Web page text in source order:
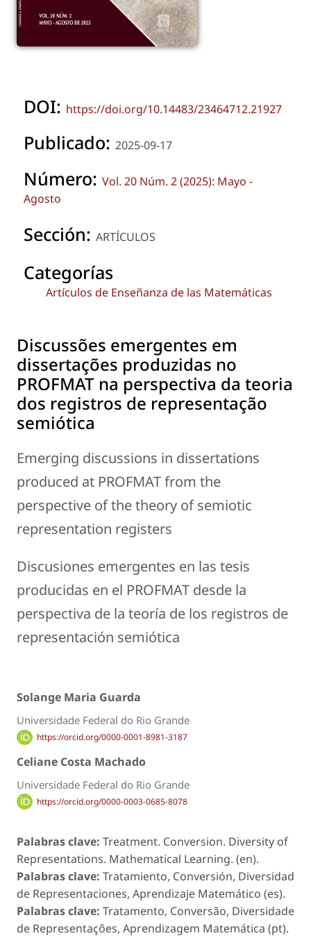
DOI: https://doi.org/10.14483/23464712.21927
Publicado: 2025-09-17
Número: Vol. 20 Núm. 2 (2025): Mayo -
Agosto
Sección: ARTÍCULOS
Categorías
Artículos de Enseñanza de las Matemáticas
Discussões emergentes em
dissertações produzidas no
PROFMAT na perspectiva da teoria
dos registros de representação
semiótica
Emerging discussions in dissertations
produced at PROFMAT from the
perspective of the theory of semiotic
representation registers
Discusiones emergentes en las tesis
producidas en el PROFMAT desde la
perspectiva de la teoría de los registros de
representación semiótica
Solange Maria Guarda
Universidade Federal do Rio Grande
https://orcid.org/0000-0001-8981-3187
Celiane Costa Machado
Universidade Federal do Rio Grande
https://orcid.org/0000-0003-0685-8078
Palabras clave: Treatment. Conversion. Diversity of
Representations. Mathematical Learning. (en).
Palabras clave: Tratamiento, Conversión, Diversidad
de Representaciones, Aprendizaje Matemático (es).
Palabras clave: Tratamento, Conversão, Diversidade
de Representações, Aprendizagem Matemática (pt).